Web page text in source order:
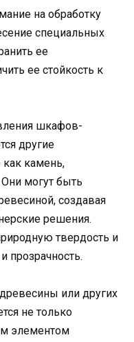
на обработку
специальных
ее
ее стойкость к
шкафов-
другие
как камень,
Они могут быть
создавая
решения.
твердость и
прозрачность.
или других
не только
элементом